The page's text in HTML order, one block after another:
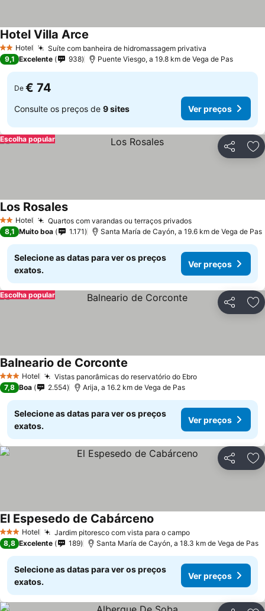
2 Estrelas
Hotel Suíte com banheira de hidromassagem privativa
Hotel Villa Arce
9,1 Excelente 938 Puente Viesgo, a 19.8 km de Vega de Pas
De € 74
Consulte os preços de 9 sites Ver preços
Partilhar
Escolha popular
2 Estrelas
Hotel Quartos com varandas ou terraços privados
Los Rosales
8,1 Muito boa 1.171 Santa María de Cayón, a 19.6 km de Vega de Pas
Selecione as datas para ver os preços
exatos.
Ver preços
Partilhar
Escolha popular
3 EstrelasHotel Vistas panorâmicas do reservatório do Ebro
Balneario de Corconte
7,8 Boa 2.554 Arija, a 16.2 km de Vega de Pas
Selecione as datas para ver os preços
exatos.
Ver preços
Partilhar
3 EstrelasHotel Jardim pitoresco com vista para o campo
El Espesedo de Cabárceno
8,8 Excelente 189 Santa María de Cayón, a 18.3 km de Vega de Pas
Selecione as datas para ver os preços
exatos.
Ver preços